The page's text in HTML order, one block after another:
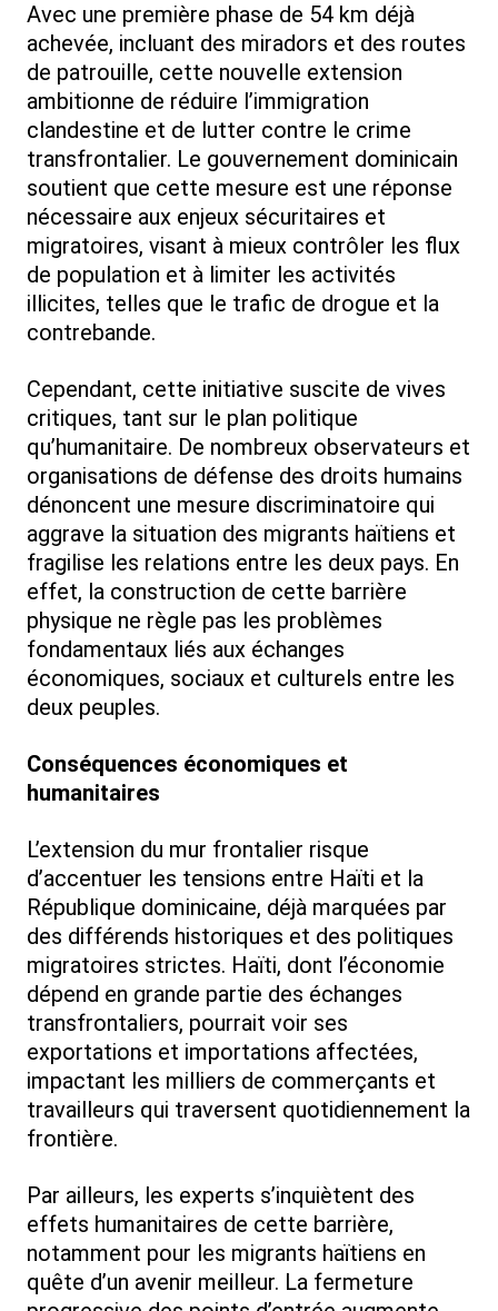
Avec une première phase de 54 km déjà
achevée, incluant des miradors et des routes
de patrouille, cette nouvelle extension
ambitionne de réduire l’immigration
clandestine et de lutter contre le crime
transfrontalier. Le gouvernement dominicain
soutient que cette mesure est une réponse
nécessaire aux enjeux sécuritaires et
migratoires, visant à mieux contrôler les flux
de population et à limiter les activités
illicites, telles que le trafic de drogue et la
contrebande.
Cependant, cette initiative suscite de vives
critiques, tant sur le plan politique
qu’humanitaire. De nombreux observateurs et
organisations de défense des droits humains
dénoncent une mesure discriminatoire qui
aggrave la situation des migrants haïtiens et
fragilise les relations entre les deux pays. En
effet, la construction de cette barrière
physique ne règle pas les problèmes
fondamentaux liés aux échanges
économiques, sociaux et culturels entre les
deux peuples.
Conséquences économiques et
humanitaires
L’extension du mur frontalier risque
d’accentuer les tensions entre Haïti et la
République dominicaine, déjà marquées par
des différends historiques et des politiques
migratoires strictes. Haïti, dont l’économie
dépend en grande partie des échanges
transfrontaliers, pourrait voir ses
exportations et importations affectées,
impactant les milliers de commerçants et
travailleurs qui traversent quotidiennement la
frontière.
Par ailleurs, les experts s’inquiètent des
effets humanitaires de cette barrière,
notamment pour les migrants haïtiens en
quête d’un avenir meilleur. La fermeture